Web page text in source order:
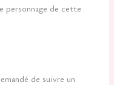
personnage de cette
de suivre un